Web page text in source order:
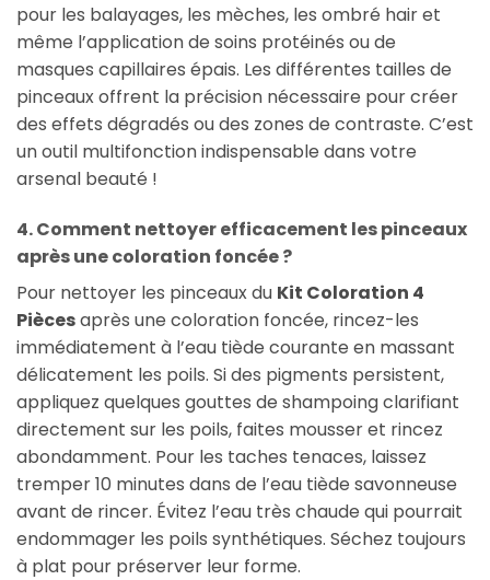
pour les balayages, les mèches, les ombré hair et
même l’application de soins protéinés ou de
masques capillaires épais. Les différentes tailles de
pinceaux offrent la précision nécessaire pour créer
des effets dégradés ou des zones de contraste. C’est
un outil multifonction indispensable dans votre
arsenal beauté !
4. Comment nettoyer efficacement les pinceaux
après une coloration foncée ?
Pour nettoyer les pinceaux du Kit Coloration 4
Piècesaprès une coloration foncée, rincez-les
immédiatement à l’eau tiède courante en massant
délicatement les poils. Si des pigments persistent,
appliquez quelques gouttes de shampoing clarifiant
directement sur les poils, faites mousser et rincez
abondamment. Pour les taches tenaces, laissez
tremper 10 minutes dans de l’eau tiède savonneuse
avant de rincer. Évitez l’eau très chaude qui pourrait
endommager les poils synthétiques. Séchez toujours
à plat pour préserver leur forme.